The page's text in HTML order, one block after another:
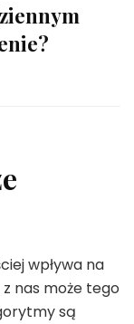
wpływa na
nas może tego
są